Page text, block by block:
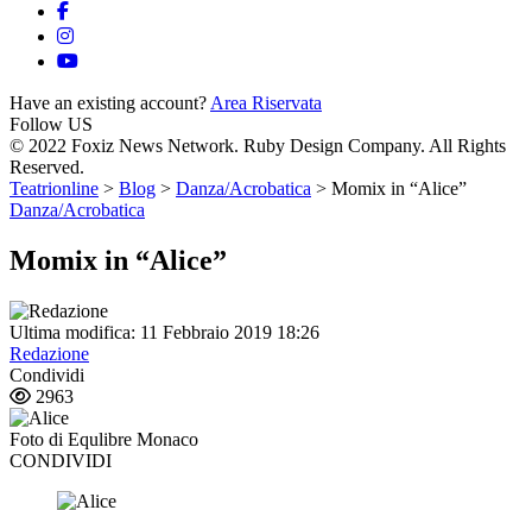
Have an existing account? Area Riservata
Follow US
© 2022 Foxiz News Network. Ruby Design Company. All Rights
Reserved.
Teatrionline > Blog > Danza/Acrobatica > Momix in “Alice”
Danza/Acrobatica
Momix in “Alice”
Ultima modifica: 11 Febbraio 2019 18:26
Redazione
Condividi
2963
Foto di Equlibre Monaco
CONDIVIDI